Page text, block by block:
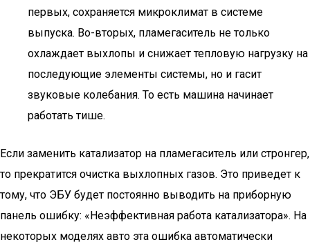
первых, сохраняется микроклимат в системе
выпуска. Во-вторых, пламегаситель не только
охлаждает выхлопы и снижает тепловую нагрузку на
последующие элементы системы, но и гасит
звуковые колебания. То есть машина начинает
работать тише.
Если заменить катализатор на пламегаситель или стронгер,
то прекратится очистка выхлопных газов. Это приведет к
тому, что ЭБУ будет постоянно выводить на приборную
панель ошибку: «Неэффективная работа катализатора». На
некоторых моделях авто эта ошибка автоматически